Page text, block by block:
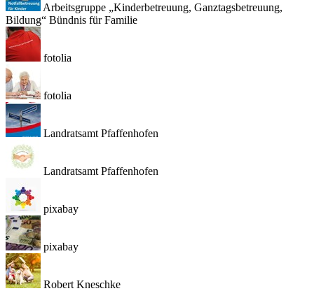
Arbeitsgruppe „Kinderbetreuung, Ganztagsbetreuung,
Bildung“ Bündnis für Familie
fotolia
fotolia
Landratsamt Pfaffenhofen
Landratsamt Pfaffenhofen
pixabay
pixabay
Robert Kneschke